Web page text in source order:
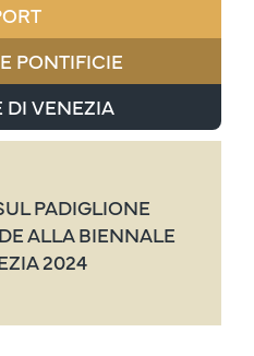
PONTIFICIE
DI VENEZIA
PADIGLIONE
ALLA BIENNALE
2024